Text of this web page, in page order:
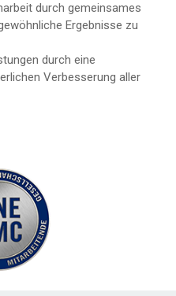
durch gemeinsames
Ergebnisse zu
durch eine
Verbesserung aller